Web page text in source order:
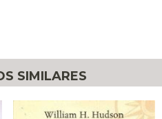
SIMILARES